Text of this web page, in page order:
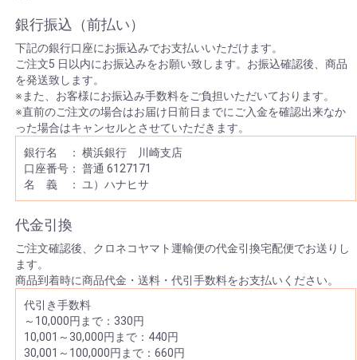
銀行振込（前払い）
下記の銀行口座にお振込みでお支払いいただけます。
ご注文5 日以内にお振込みをお願い致します。お振込確認後、商品
を発送致します。
※また、お客様にお振込み手数料をご負担いただいております。
※直前のご注文の場合はお届け日前日までにご入金を確認出来なか
った場合はキャンセルとさせていただきます。
銀行名 ： 横浜銀行 川崎支店
口座番号： 普通 6127171
名 義 ： ユ）ハナヒサ
代金引換
ご注文確認後、クロネコヤマト運輸便の代金引換宅配便でお送りし
ます。
商品到着時に商品代金・送料・代引手数料をお支払いください。
代引き手数料
～10,000円まで：330円
10,001～30,000円まで：440円
30,001～100,000円まで：660円